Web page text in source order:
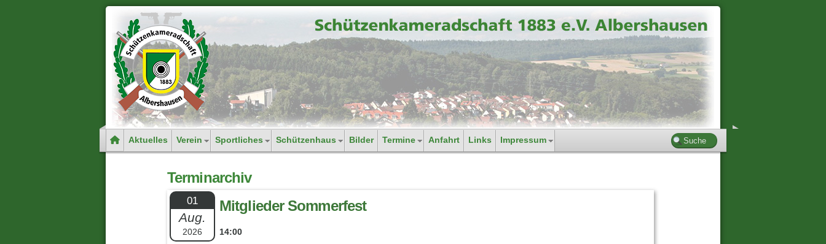
Aktuelles Verein Sportliches Schützenhaus Bilder Termine Anfahrt Links Impressum
Terminarchiv
01
Aug.
2026
Mitglieder Sommerfest
14:00